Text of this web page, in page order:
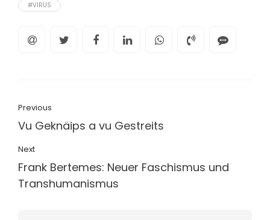
#VIRUS
Previous
Vu Geknäips a vu Gestreits
Next
Frank Bertemes: Neuer Faschismus und
Transhumanismus